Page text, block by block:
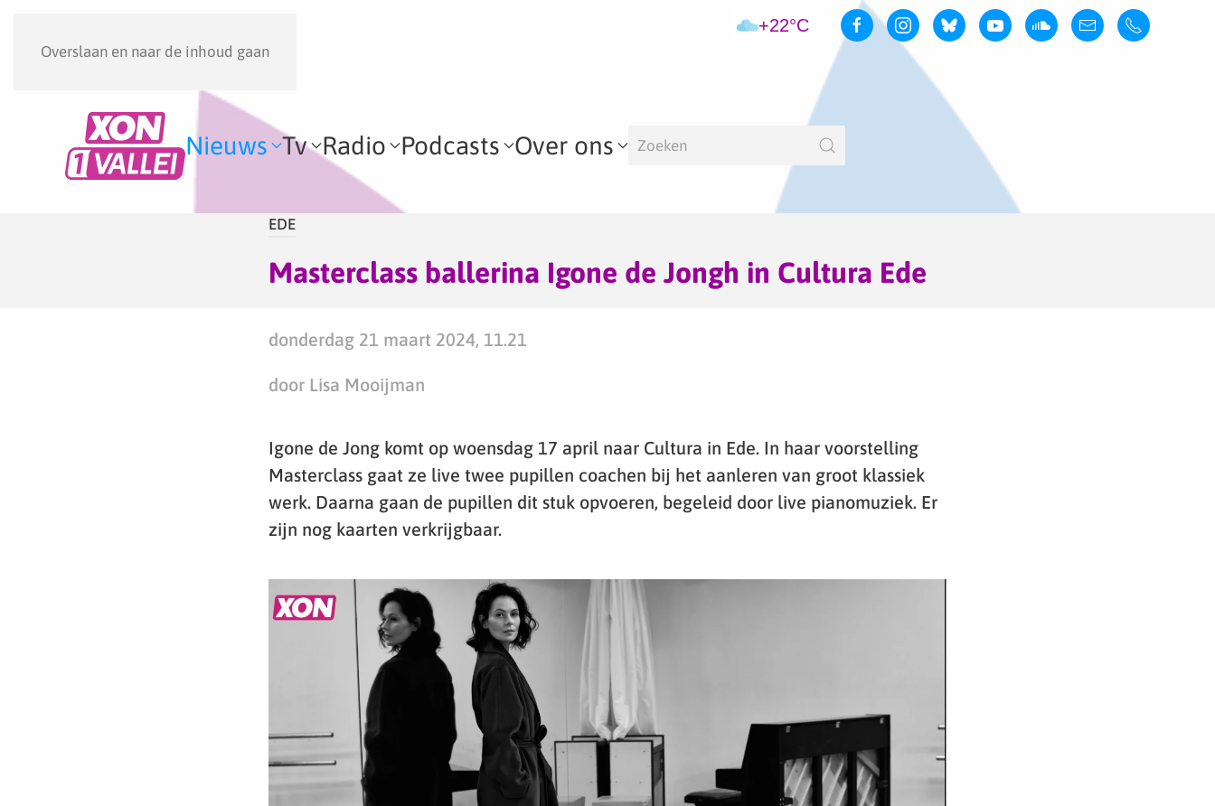
Overslaan en naar de inhoud gaan
+22°C
Nieuws Tv Radio Podcasts Over ons
EDE
Masterclass ballerina Igone de Jongh in Cultura Ede
donderdag 21 maart 2024, 11.21
door Lisa Mooijman
Igone de Jong komt op woensdag 17 april naar Cultura in Ede. In haar voorstelling
Masterclass gaat ze live twee pupillen coachen bij het aanleren van groot klassiek
werk. Daarna gaan de pupillen dit stuk opvoeren, begeleid door live pianomuziek. Er
zijn nog kaarten verkrijgbaar.